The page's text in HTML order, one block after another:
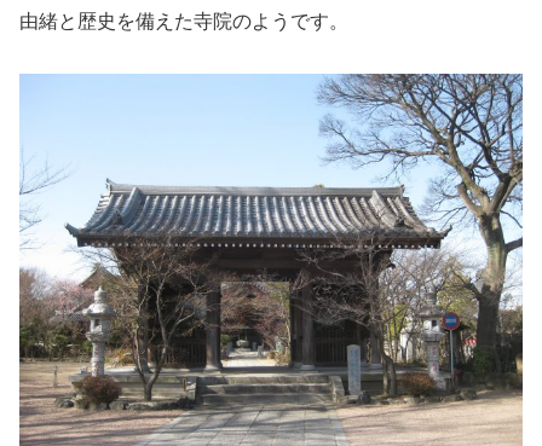
由緒と歴史を備えた寺院のようです。